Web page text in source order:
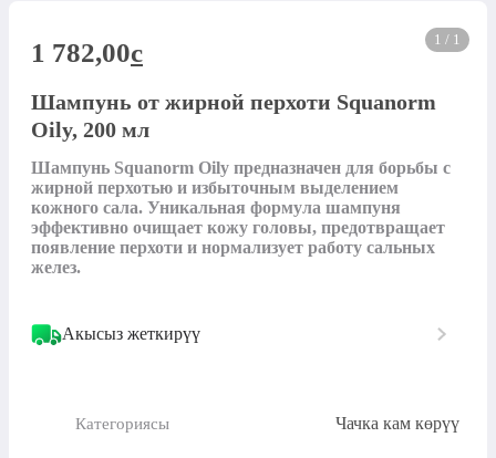
1 / 1
1 782,00c
Шампунь от жирной перхоти Squanorm
Oily, 200 мл
Шампунь Squanorm Oily предназначен для борьбы с
жирной перхотью и избыточным выделением
кожного сала. Уникальная формула шампуня
эффективно очищает кожу головы, предотвращает
появление перхоти и нормализует работу сальных
желез.
Акысыз жеткирүү
Категориясы Чачка кам көрүү